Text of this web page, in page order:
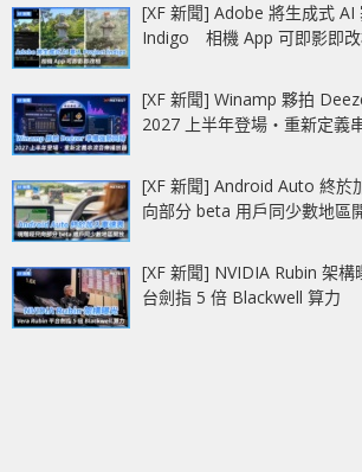
[XF 新聞] Adobe 將生成式
Indigo 相機 App 可即影即
[XF 新聞] Winamp 夥拍
2027 上半年登場‧重新定義
[XF 新聞] Android Auto 終
向部分 beta 用戶同少數地區
[XF 新聞] NVIDIA Rubin 架
台劍指 5 倍 Blackwell 算力